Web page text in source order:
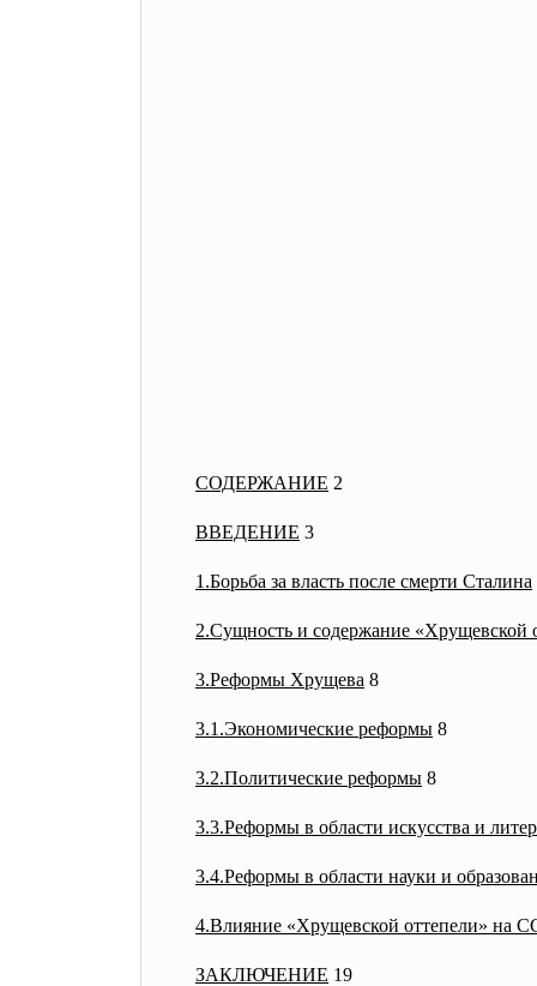
СОДЕРЖАНИЕ 2
ВВЕДЕНИЕ 3
1 .Борьба за власть после смерти Сталина
2.Сущность и содержание «Хрущевской
3.Реформы Хрущева 8
3.1.Экономические реформы 8
3.2.Политические реформы 8
3.3.Реформы в области искусства и
3.4.Реформы в области науки и
4.Влияние «Хрущевской оттепели» на
ЗАКЛЮЧЕНИЕ 19